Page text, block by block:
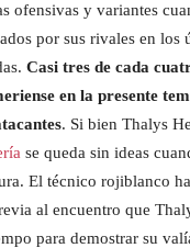
ofensivas y variantes
por sus rivales en los
Casi tres de cada
en la presente
. Si bien Thalys
se queda sin ideas
El técnico rojiblanco
al encuentro que
para demostrar su